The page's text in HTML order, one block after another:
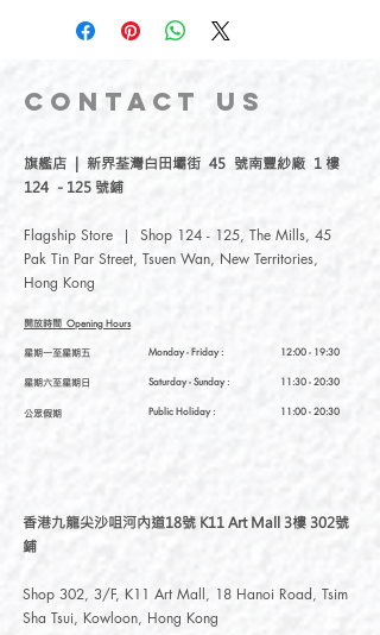
CONTACT US
旗艦店 | 新界荃灣白田壩街 45 號南豐紗廠 1 樓
124 - 125 號鋪
Flagship Store | Shop 124 - 125, The Mills, 45
Pak Tin Par Street, Tsuen Wan, New Territories,
Hong Kong
開放時間 Opening Hours
星期一至星期五
星期六至星期日
公眾假期
12:00 - 19:30
11:30 - 20:30
11:00 - 20:30
Monday - Friday :
Saturday- Sunday :
Public Holiday :
香港九龍尖沙咀河內道18號 K11 Art Mall 3樓 302號
鋪
Shop 302, 3/F, K11 Art Mall, 18 Hanoi Road, Tsim
Sha Tsui, Kowloon, Hong Kong